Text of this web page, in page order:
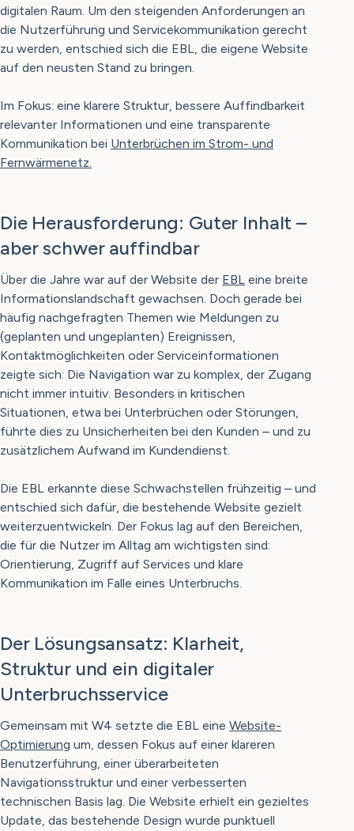
digitalen Raum. Um den steigenden Anforderungen an
die Nutzerführung und Servicekommunikation gerecht
zu werden, entschied sich die EBL, die eigene Website
auf den neusten Stand zu bringen.
Im Fokus: eine klarere Struktur, bessere Auffindbarkeit
relevanter Informationen und eine transparente
Kommunikation bei Unterbrüchen im Strom- und
Fernwärmenetz.
Die Herausforderung: Guter Inhalt –
aber schwer auffindbar
Über die Jahre war auf der Website der EBL eine breite
Informationslandschaft gewachsen. Doch gerade bei
häufig nachgefragten Themen wie Meldungen zu
(geplanten und ungeplanten) Ereignissen,
Kontaktmöglichkeiten oder Serviceinformationen
zeigte sich: Die Navigation war zu komplex, der Zugang
nicht immer intuitiv. Besonders in kritischen
Situationen, etwa bei Unterbrüchen oder Störungen,
führte dies zu Unsicherheiten bei den Kunden – und zu
zusätzlichem Aufwand im Kundendienst.
Die EBL erkannte diese Schwachstellen frühzeitig – und
entschied sich dafür, die bestehende Website gezielt
weiterzuentwickeln. Der Fokus lag auf den Bereichen,
die für die Nutzer im Alltag am wichtigsten sind:
Orientierung, Zugriff auf Services und klare
Kommunikation im Falle eines Unterbruchs.
Der Lösungsansatz: Klarheit,
Struktur und ein digitaler
Unterbruchsservice
Gemeinsam mit W4 setzte die EBL eine Website-
Optimierung um, dessen Fokus auf einer klareren
Benutzerführung, einer überarbeiteten
Navigationsstruktur und einer verbesserten
technischen Basis lag. Die Website erhielt ein gezieltes
Update, das bestehende Design wurde punktuell